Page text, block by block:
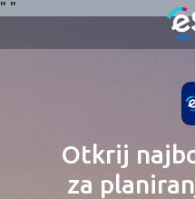
" "
Otkrij
za